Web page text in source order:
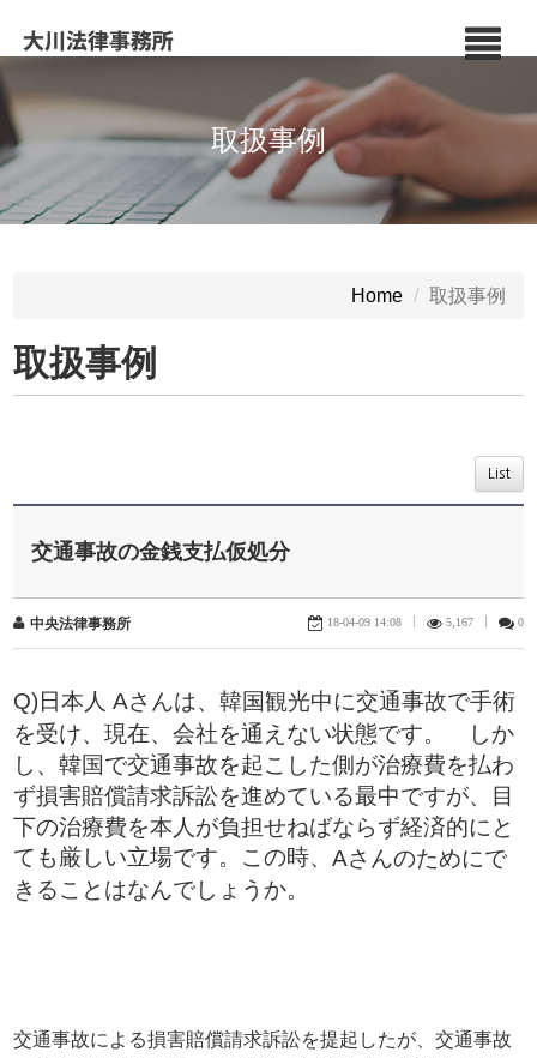
取扱事例
Home 取扱事例
取扱事例
List
交通事故の金銭支払仮処分
中央法律事務所 18-04-09 14:08 5,167 0
Q)日本人Aさんは、韓国観光中に交通事故で手術
を受け、現在、会社を通えない状態です。 しか
し、韓国で交通事故を起こした側が治療費を払わ
ず損害賠償請求訴訟を進めている最中ですが、目
下の治療費を本人が負担せねばならず経済的にと
ても厳しい立場です。この時、 Aさんのためにで
きることはなんでしょうか。
交通事故による損害賠償請求訴訟を提起したが、交通事故